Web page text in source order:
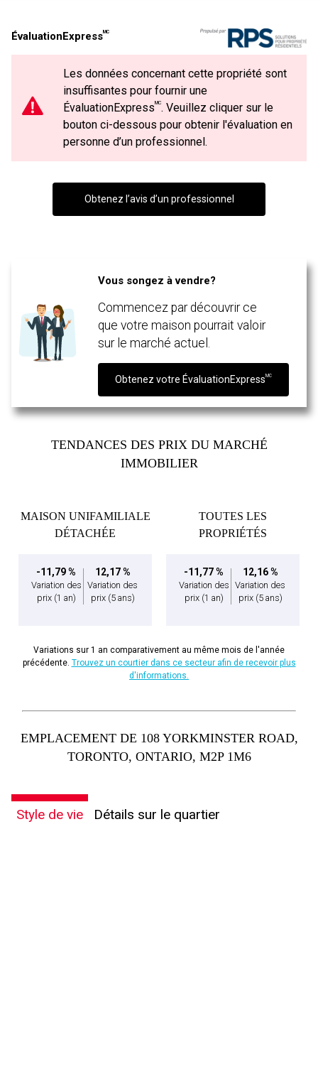
Téléphone
(Optionnel)
vous nous fournissez l'autorisation écrite de communiquer avec vous.
ÉvaluationExpressMC
Les données concernant cette propriété sont
insuffisantes pour fournir une
ÉvaluationExpressMC. Veuillez cliquer sur le
bouton ci-dessous pour obtenir l'évaluation en
personne d’un professionnel.
Obtenez l’avis d’un professionnel
Vous songez à vendre?
Commencez par découvrir ce
que votre maison pourrait valoir
sur le marché actuel.
Obtenez votre ÉvaluationExpressMC
TENDANCES DES PRIX DU MARCHÉ
IMMOBILIER
MAISON UNIFAMILIALE
DÉTACHÉE
-11,79 %
Variation des
prix (1 an)
12,17 %
Variation des
prix (5 ans)
TOUTES LES
PROPRIÉTÉS
-11,77 %
Variation des
prix (1 an)
12,16 %
Variation des
prix (5 ans)
Variations sur 1 an comparativement au même mois de l'année
précédente. Trouvez un courtier dans ce secteur afin de recevoir plus
d'informations.
EMPLACEMENT DE 108 YORKMINSTER ROAD,
TORONTO, ONTARIO, M2P 1M6
Style de vie Détails sur le quartier